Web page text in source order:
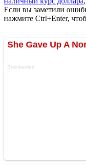
Если вы заметили
нажмите Ctrl+Enter,